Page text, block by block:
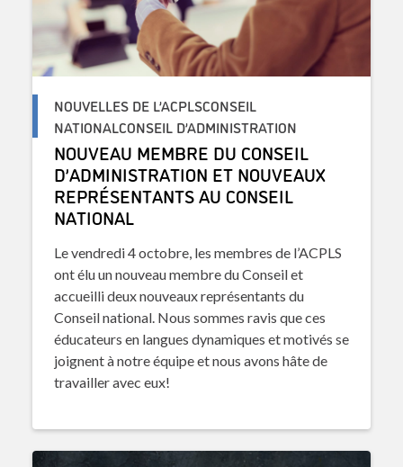
NOUVELLES DE L’ACPLSCONSEIL
NATIONALCONSEIL D’ADMINISTRATION
NOUVEAU MEMBRE DU CONSEIL
D’ADMINISTRATION ET NOUVEAUX
REPRÉSENTANTS AU CONSEIL
NATIONAL
Le vendredi 4 octobre, les membres de l’ACPLS
ont élu un nouveau membre du Conseil et
accueilli deux nouveaux représentants du
Conseil national. Nous sommes ravis que ces
éducateurs en langues dynamiques et motivés se
joignent à notre équipe et nous avons hâte de
travailler avec eux!